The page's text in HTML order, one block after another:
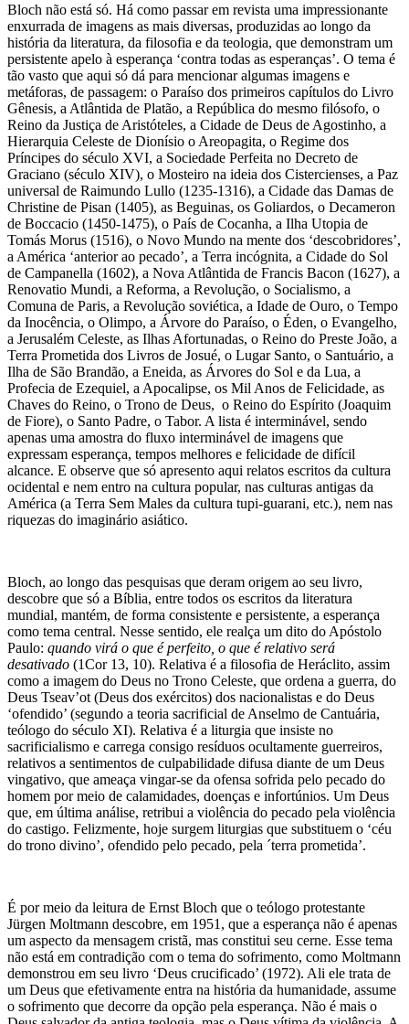
Bloch não está só. Há como passar em revista uma impressionante
enxurrada de imagens as mais diversas, produzidas ao longo da
história da literatura, da filosofia e da teologia, que demonstram um
persistente apelo à esperança ‘contra todas as esperanças’. O tema é
tão vasto que aqui só dá para mencionar algumas imagens e
metáforas, de passagem: o Paraíso dos primeiros capítulos do Livro
Gênesis, a Atlântida de Platão, a República do mesmo filósofo, o
Reino da Justiça de Aristóteles, a Cidade de Deus de Agostinho, a
Hierarquia Celeste de Dionísio o Areopagita, o Regime dos
Príncipes do século XVI, a Sociedade Perfeita no Decreto de
Graciano (século XIV), o Mosteiro na ideia dos Cistercienses, a Paz
universal de Raimundo Lullo (1235-1316), a Cidade das Damas de
Christine de Pisan (1405), as Beguinas, os Goliardos, o Decameron
de Boccacio (1450-1475), o País de Cocanha, a Ilha Utopia de
Tomás Morus (1516), o Novo Mundo na mente dos ‘descobridores’,
a América ‘anterior ao pecado’, a Terra incógnita, a Cidade do Sol
de Campanella (1602), a Nova Atlântida de Francis Bacon (1627), a
Renovatio Mundi, a Reforma, a Revolução, o Socialismo, a
Comuna de Paris, a Revolução soviética, a Idade de Ouro, o Tempo
da Inocência, o Olimpo, a Árvore do Paraíso, o Éden, o Evangelho,
a Jerusalém Celeste, as Ilhas Afortunadas, o Reino do Preste João, a
Terra Prometida dos Livros de Josué, o Lugar Santo, o Santuário, a
Ilha de São Brandão, a Eneida, as Árvores do Sol e da Lua, a
Profecia de Ezequiel, a Apocalipse, os Mil Anos de Felicidade, as
Chaves do Reino, o Trono de Deus, o Reino do Espírito (Joaquim
de Fiore), o Santo Padre, o Tabor. A lista é interminável, sendo
apenas uma amostra do fluxo interminável de imagens que
expressam esperança, tempos melhores e felicidade de difícil
alcance. E observe que só apresento aqui relatos escritos da cultura
ocidental e nem entro na cultura popular, nas culturas antigas da
América (a Terra Sem Males da cultura tupi-guarani, etc.), nem nas
riquezas do imaginário asiático.
Bloch, ao longo das pesquisas que deram origem ao seu livro,
descobre que só a Bíblia, entre todos os escritos da literatura
mundial, mantém, de forma consistente e persistente, a esperança
como tema central. Nesse sentido, ele realça um dito do Apóstolo
Paulo: quando virá o que é perfeito, o que é relativo será
desativado (1Cor 13, 10). Relativa é a filosofia de Heráclito, assim
como a imagem do Deus no Trono Celeste, que ordena a guerra, do
Deus Tseav’ot (Deus dos exércitos) dos nacionalistas e do Deus
‘ofendido’ (segundo a teoria sacrificial de Anselmo de Cantuária,
teólogo do século XI). Relativa é a liturgia que insiste no
sacrificialismo e carrega consigo resíduos ocultamente guerreiros,
relativos a sentimentos de culpabilidade difusa diante de um Deus
vingativo, que ameaça vingar-se da ofensa sofrida pelo pecado do
homem por meio de calamidades, doenças e infortúnios. Um Deus
que, em última análise, retribui a violência do pecado pela violência
do castigo. Felizmente, hoje surgem liturgias que substituem o ‘céu
do trono divino’, ofendido pelo pecado, pela ´terra prometida’.
É por meio da leitura de Ernst Bloch que o teólogo protestante
Jürgen Moltmann descobre, em 1951, que a esperança não é apenas
um aspecto da mensagem cristã, mas constitui seu cerne. Esse tema
não está em contradição com o tema do sofrimento, como Moltmann
demonstrou em seu livro ‘Deus crucificado’ (1972). Ali ele trata de
um Deus que efetivamente entra na história da humanidade, assume
o sofrimento que decorre da opção pela esperança. Não é mais o